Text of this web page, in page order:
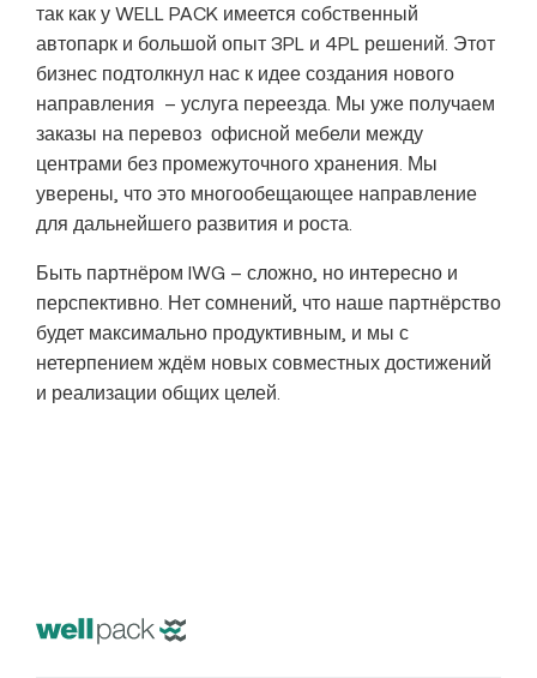
так как у WELL PACK имеется собственный
автопарк и большой опыт 3PL и 4PL решений. Этот
бизнес подтолкнул нас к идее создания нового
направления – услуга переезда. Мы уже получаем
заказы на перевоз офисной мебели между
центрами без промежуточного хранения. Мы
уверены, что это многообещающее направление
для дальнейшего развития и роста.
Быть партнёром IWG – сложно, но интересно и
перспективно. Нет сомнений, что наше партнёрство
будет максимально продуктивным, и мы с
нетерпением ждём новых совместных достижений
и реализации общих целей.